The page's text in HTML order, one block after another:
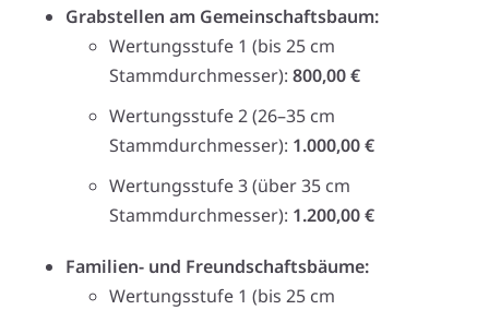
Grabstellen am Gemeinschaftsbaum:
Wertungsstufe 1 (bis 25 cm
Stammdurchmesser): 800,00 €
Wertungsstufe 2 (26–35 cm
Stammdurchmesser): 1.000,00 €
Wertungsstufe 3 (über 35 cm
Stammdurchmesser): 1.200,00 €
Familien- und Freundschaftsbäume:
Wertungsstufe 1 (bis 25 cm